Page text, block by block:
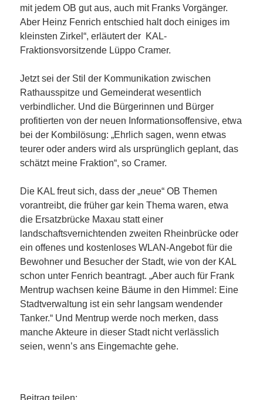
mit jedem OB gut aus, auch mit Franks Vorgänger.
Aber Heinz Fenrich entschied halt doch einiges im
kleinsten Zirkel“, erläutert der KAL-
Fraktionsvorsitzende Lüppo Cramer.
Jetzt sei der Stil der Kommunikation zwischen
Rathausspitze und Gemeinderat wesentlich
verbindlicher. Und die Bürgerinnen und Bürger
profitierten von der neuen Informationsoffensive, etwa
bei der Kombilösung: „Ehrlich sagen, wenn etwas
teurer oder anders wird als ursprünglich geplant, das
schätzt meine Fraktion“, so Cramer.
Die KAL freut sich, dass der „neue“ OB Themen
vorantreibt, die früher gar kein Thema waren, etwa
die Ersatzbrücke Maxau statt einer
landschaftsvernichtenden zweiten Rheinbrücke oder
ein offenes und kostenloses WLAN-Angebot für die
Bewohner und Besucher der Stadt, wie von der KAL
schon unter Fenrich beantragt. „Aber auch für Frank
Mentrup wachsen keine Bäume in den Himmel: Eine
Stadtverwaltung ist ein sehr langsam wendender
Tanker.“ Und Mentrup werde noch merken, dass
manche Akteure in dieser Stadt nicht verlässlich
seien, wenn’s ans Eingemachte gehe.
Beitrag teilen: